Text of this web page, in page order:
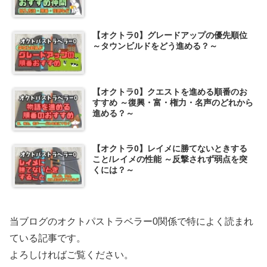
【オクトラ0】グレードアップの優先順位
～タウンビルドをどう進める？～
【オクトラ0】クエストを進める順番のお
すすめ ～復興・富・権力・名声のどれから
進める？～
【オクトラ0】レイメに勝てないときする
こと/レイメの性能 ～反撃されず弱点を突
くには？～
当ブログのオクトパストラベラー0関係で特によく読まれ
ている記事です。
よろしければご覧ください。